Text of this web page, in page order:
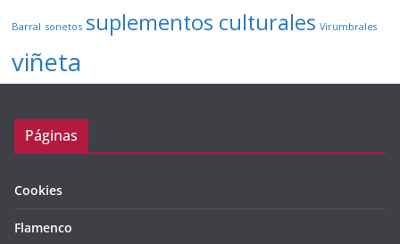
Barral sonetos suplementos culturales Virumbrales
viñeta
Páginas
Cookies
Flamenco